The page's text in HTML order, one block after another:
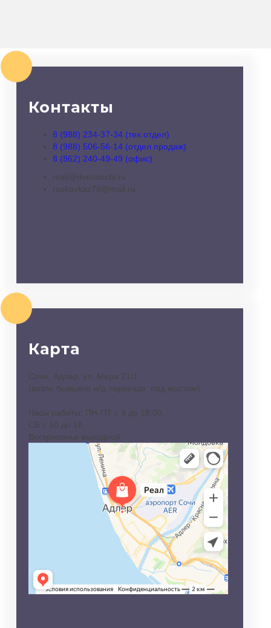
Контакты
8 (988) 234-37-34 (тех.отдел)
8 (988) 506-56-14 (отдел продаж)
8 (862) 240-49-49 (офис)
mail@dverisochi.ru
ruskavkaz78@mail.ru
Карта
Сочи, Адлер, ул. Мира 21/1
(возле бывшего ж/д переезде, под мостом)
Часы работы: ПН-ПТ с 9 до 18:00,
СБ с 10 до 18,
Воскресенье выходной